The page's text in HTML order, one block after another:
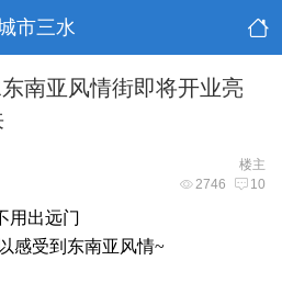
市三水
南亚风情街即将开业亮
楼主
2746 10
用出远门
感受到东南亚风情~